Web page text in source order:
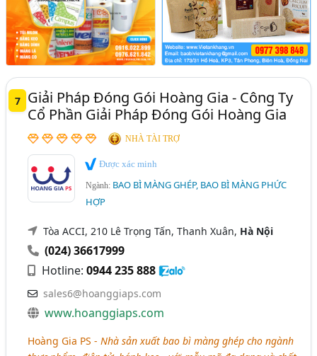
7
Giải Pháp Đóng Gói Hoàng Gia - Công Ty
Cổ Phần Giải Pháp Đóng Gói Hoàng Gia
NHÀ TÀI TRỢ
Được xác minh
Ngành: BAO BÌ MÀNG GHÉP, BAO BÌ MÀNG PHỨC
HỢP
Tòa ACCI, 210 Lê Trọng Tấn, Thanh Xuân, Hà Nội
(024) 36617999
Hotline:0944 235 888
sales6@hoanggiaps.com
www.hoanggiaps.com
Hoàng Gia PS -Nhà sản xuất bao bì màng ghép cho ngành